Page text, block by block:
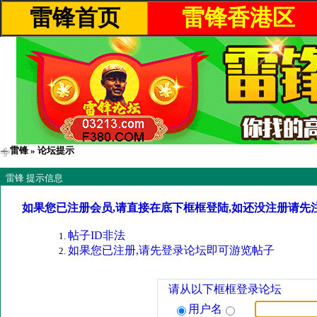
雷锋首页 雷锋香港区
雷锋 » 论坛提示
雷锋 提示信息
如果您已注册会员,请直接在底下框框登陆,如还没注册请先
帖子ID非法
如果您已注册,请先登录论坛即可游览帖子
请从以下框框登录论坛
用户名